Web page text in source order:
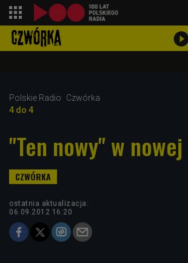
Polskie Radio
Czwórka
4 do 4
"Ten nowy" w
ostatnia aktualizacja:
06.09.2012 16:20